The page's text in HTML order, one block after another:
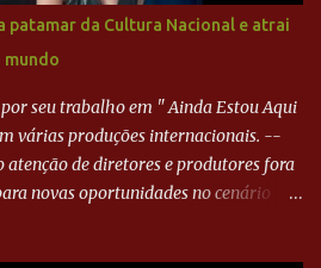
o pé e quase surpreendeu o
defendeu. No fim, Jefferson teve
no goleiro. Gol para matar espera...
patamar da Cultura Nacional e atrai
mundo
seu trabalho em " Ainda Estou Aqui
várias produções internacionais. --
atenção de diretores e produtores fora
novas oportunidades no cenário